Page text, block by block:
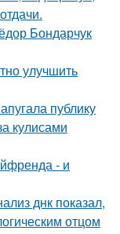
Бондарчук
улучшить
публику
кулисами
- и
днк показал,
отцом